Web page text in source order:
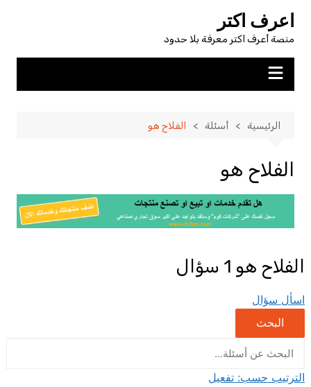
المحتوى
اعرف اكتر
منصة أعرف اكتر معرفة بلا حدود
الرئيسية أسئلة الفلاح هو
الفلاح هو
الفلاح هو 1 سؤال
اسأل سؤال
البحث
الترتيب حسب: تفعيل